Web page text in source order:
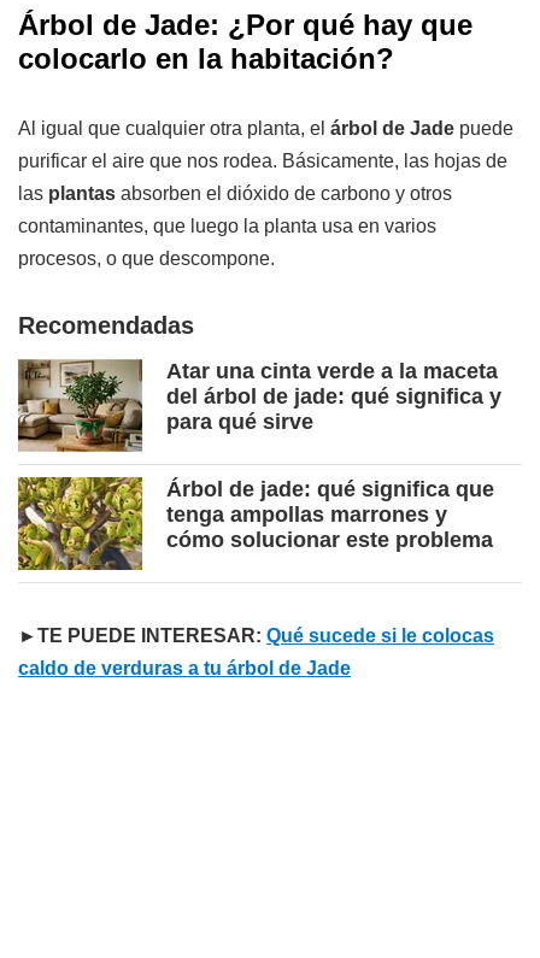
Árbol de Jade: ¿Por qué hay que
colocarlo en la habitación?
Al igual que cualquier otra planta, el árbol de Jade puede
purificar el aire que nos rodea. Básicamente, las hojas de
las plantas absorben el dióxido de carbono y otros
contaminantes, que luego la planta usa en varios
procesos, o que descompone.
Recomendadas
Atar una cinta verde a la maceta
del árbol de jade: qué significa y
para qué sirve
Árbol de jade: qué significa que
tenga ampollas marrones y
cómo solucionar este problema
►TE PUEDE INTERESAR: Qué sucede si le colocas
caldo de verduras a tu árbol de Jade